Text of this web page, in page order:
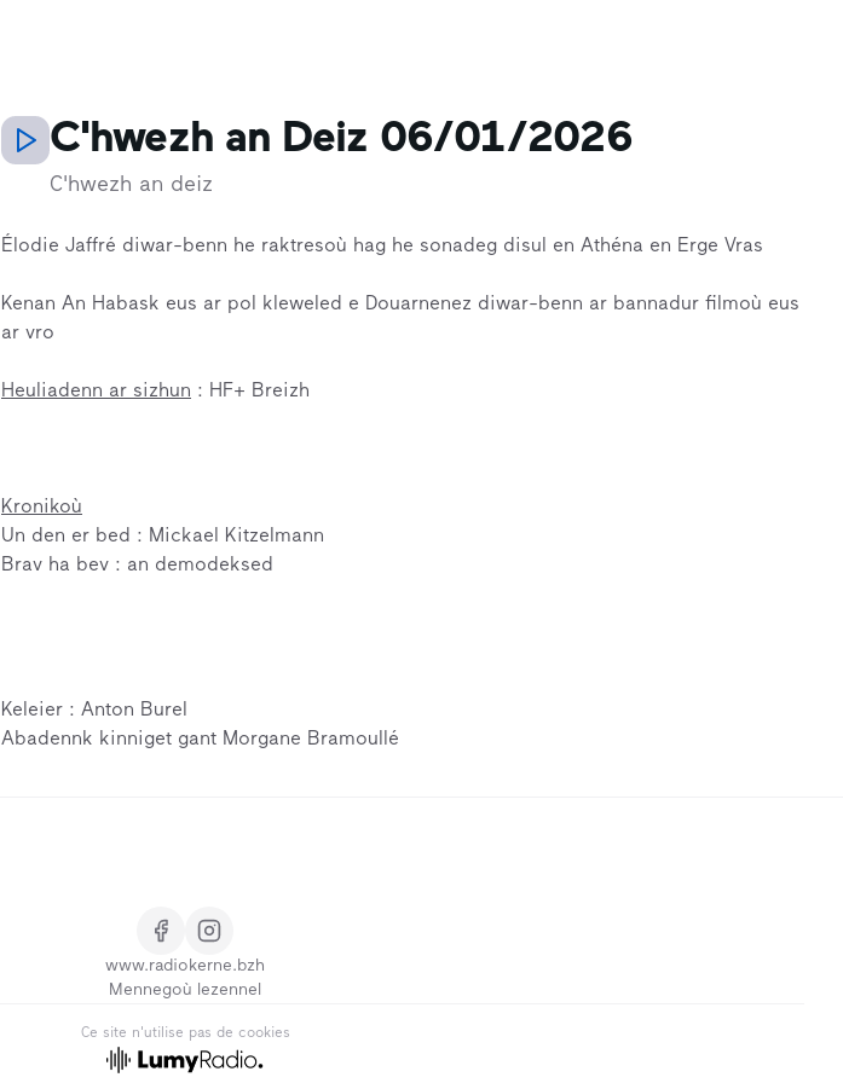
C'hwezh an Deiz 06/01/2026
C'hwezh an deiz
Élodie Jaffré diwar-benn he raktresoù hag he sonadeg disul en Athéna en Erge Vras
Kenan An Habask eus ar pol kleweled e Douarnenez diwar-benn ar bannadur filmoù eus
ar vro
Heuliadenn ar sizhun : HF+ Breizh
Kronikoù
Un den er bed : Mickael Kitzelmann
Brav ha bev : an demodeksed
Keleier : Anton Burel
Abadennk kinniget gant Morgane Bramoullé
www.radiokerne.bzh
Mennegoù lezennel
Ce site n'utilise pas de cookies